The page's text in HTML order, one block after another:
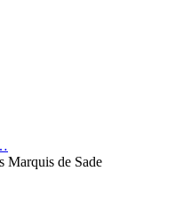
Marquis de Sade